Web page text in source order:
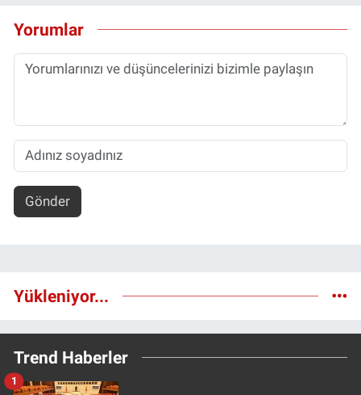
Yorumlar
Gönder
Yükleniyor...
Trend Haberler
1